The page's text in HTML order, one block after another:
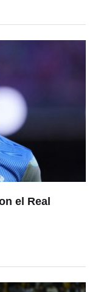
el Real